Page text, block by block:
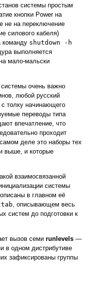
системы простым
кнопки Power на
не на переключение
силового кабеля)
команду shutdown -h
выполняется
мало-мальски
очень важно
любой русский
с толку начинающего
переводы типа
впечатление, что
проходит
деле это наборы тех
выше, и которые
взаимосвязанной
системы
в главном её
, описывающем весь
систем до подготовки к
вызов семи runlevels —
в одном дистрибутиве
зафиксированы группы